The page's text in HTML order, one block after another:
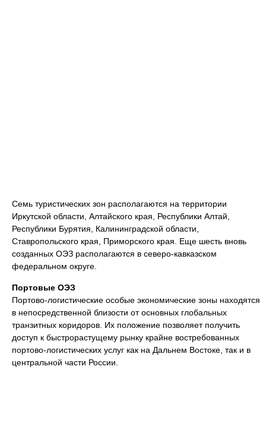
Семь туристических зон располагаются на территории
Иркутской области, Алтайского края, Республики Алтай,
Республики Бурятия, Калининградской области,
Ставропольского края, Приморского края. Еще шесть вновь
созданных ОЭЗ располагаются в северо-кавказском
федеральном округе.
Портовые ОЭЗ
Портово-логистические особые экономические зоны находятся
в непосредственной близости от основных глобальных
транзитных коридоров. Их положение позволяет получить
доступ к быстрорастущему рынку крайне востребованных
портово-логистических услуг как на Дальнем Востоке, так и в
центральной части России.